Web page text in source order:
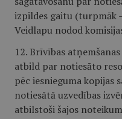
izpildes gaitu (turpmāk
Veidlapu nodod
12. Brīvības
atbild par notiesāto
pēc iesnieguma kopijas
notiesātā uzvedības
atbilstoši šajos